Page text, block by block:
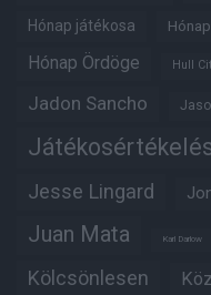
Hónap játékosa
Hónap Ördöge Hull
Jadon Sancho
Jesse Lingard
Juan Mata Karl Darlow
Kölcsönlesen